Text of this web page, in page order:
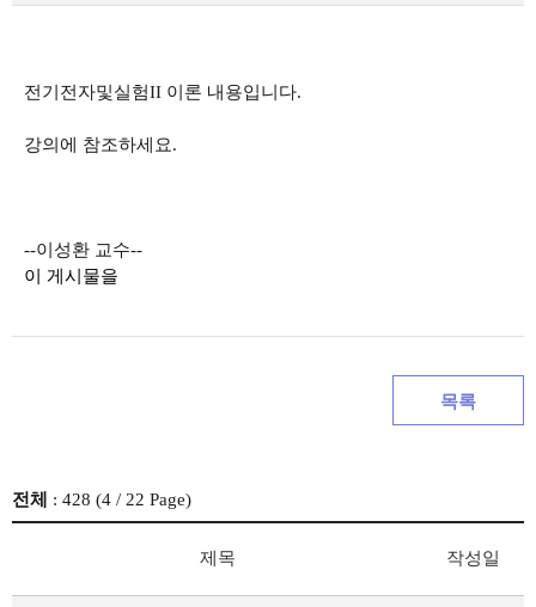
전기전자및실험II 이론 내용입니다.
강의에 참조하세요.
--이성환 교수--
이 게시물을
목록
전체 : 428 (4 / 22 Page)
제목 작성일